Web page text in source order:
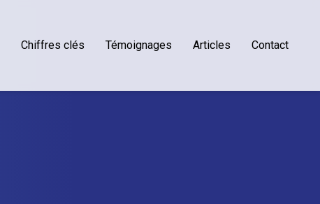
Chiffres clés Témoignages Articles Contact